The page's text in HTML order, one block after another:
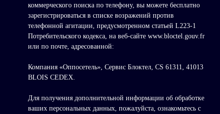
коммерческого поиска по телефону, вы можете бесплатно
зарегистрироваться в списке возражений против
телефонной агитации, предусмотренном статьей L223-1
Потребительского кодекса, на веб-сайте www.bloctel.gouv.fr
или по почте, адресованной:
Компания «Оппосетель», Сервис Блоктел, CS 61311, 41013
BLOIS CEDEX.
Для получения дополнительной информации об обработке
ваших персональных данных, пожалуйста, ознакомьтесь с